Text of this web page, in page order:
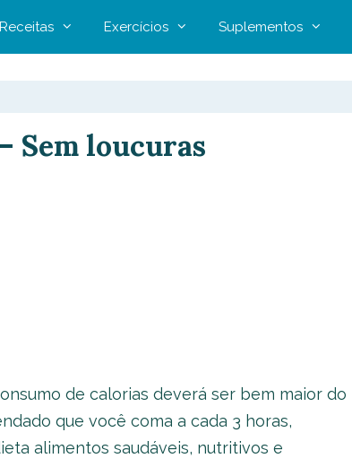
Receitas Exercícios Suplementos
Sem loucuras
de calorias deverá ser bem maior do
que você coma a cada 3 horas,
alimentos saudáveis, nutritivos e